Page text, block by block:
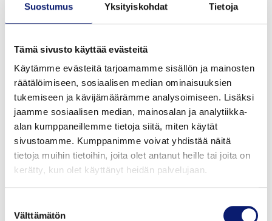
Suostumus Yksityiskohdat Tietoja
Tämä sivusto käyttää evästeitä
Käytämme evästeitä tarjoamamme sisällön ja mainosten
räätälöimiseen, sosiaalisen median ominaisuuksien
tukemiseen ja kävijämäärämme analysoimiseen. Lisäksi
jaamme sosiaalisen median, mainosalan ja analytiikka-
alan kumppaneillemme tietoja siitä, miten käytät
sivustoamme. Kumppanimme voivat yhdistää näitä
tietoja muihin tietoihin, joita olet antanut heille tai joita on
kerätty, kun olet käyttänyt heidän palvelujaan.
valinta
Välttämätön
64 900 € alk. 719 €/kk